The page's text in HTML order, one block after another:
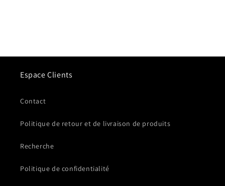
Espace Clients
Contact
Politique de retour et de livraison de produits
Recherche
Politique de confidentialité